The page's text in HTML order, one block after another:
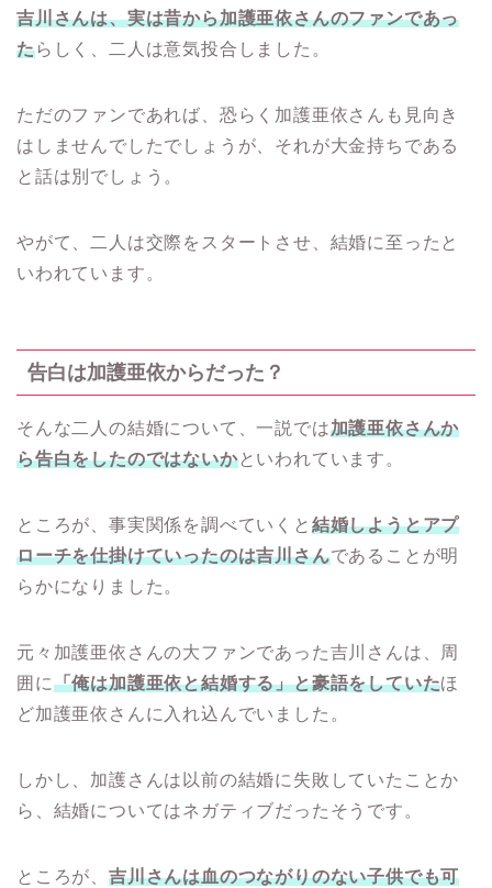
吉川さんは、実は昔から加護亜依さんのファンであっ
たらしく、二人は意気投合しました。
ただのファンであれば、恐らく加護亜依さんも見向き
はしませんでしたでしょうが、それが大金持ちである
と話は別でしょう。
やがて、二人は交際をスタートさせ、結婚に至ったと
いわれています。
告白は加護亜依からだった？
そんな二人の結婚について、一説では加護亜依さんか
ら告白をしたのではないかといわれています。
ところが、事実関係を調べていくと 結婚しようとアプ
ローチを仕掛けていったのは吉川さんであることが明
らかになりました。
元々加護亜依さんの大ファンであった吉川さんは、周
囲に「俺は加護亜依と結婚する」と豪語をしていたほ
ど加護亜依さんに入れ込んでいました。
しかし、加護さんは以前の結婚に失敗していたことか
ら、結婚についてはネガティブだったそうです。
ところが、 吉川さんは血のつながりのない子供でも可